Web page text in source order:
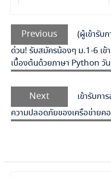
Previous
(ผู้เข้ารับ
ด่วน! รับสมัครน้องๆ ม.1-6 เข้
เบื้องต้นด้วยภาษา Python วั
Next
เข้ารับกา
ความปลอดภัยของเครือข่าย